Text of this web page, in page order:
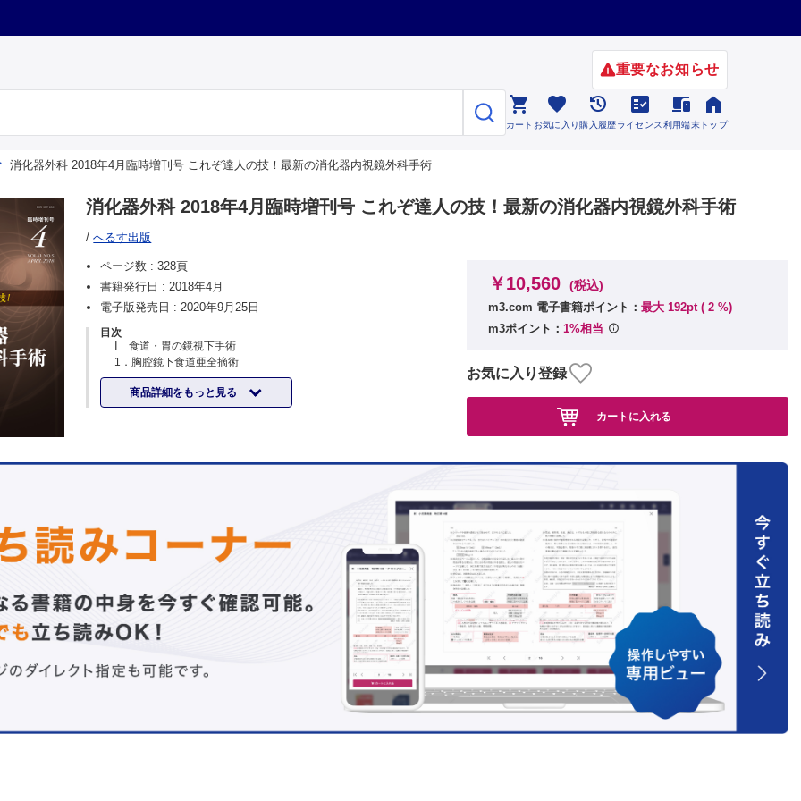
重要なお知らせ

カート

お気に入り

購入履歴

ライセンス

利用端末

トップ
消化器外科 2018年4月臨時増刊号 これぞ達人の技！最新の消化器内視鏡外科手術
消化器外科 2018年4月臨時増刊号 これぞ達人の技！最新の消化器内視鏡外科手術
/へるす出版
ページ数 :328頁
書籍発行日 :2018年4月
電子版発売日 :2020年9月25日
目次
Ⅰ 食道・胃の鏡視下手術
1．胸腔鏡下食道亜全摘術
九州大学大学院医学研究院外科分子治療学／佐伯 浩司 他
2．縦隔鏡下食道亜全摘術
京都府立医科大学医学部外科学教室消化器外科学部門／藤原 斉
6．腹腔鏡下噴門側胃切除術
岡山大学大学院医歯薬学総合研究科消化器外科学／西﨑 正彦 他
がん研有明病院消化器センター胃外科／髙橋 遼 他
8．腹腔鏡下幽門側胃切除術
9．腹腔鏡下胃全摘術
Ⅱ 結腸・直腸・肛門の鏡視下手術
久留米大学医学部外科学講座／合志 健一 他
順天堂大学医学部附属浦安病院消化器・一般外科／福永 正氣 他
商品詳細をもっと見る
￥10,560 (税込)
m3.com 電子書籍ポイント： 最大 192pt ( 2 %)
m3ポイント： 1%相当
お気に入り登録
カートに入れる